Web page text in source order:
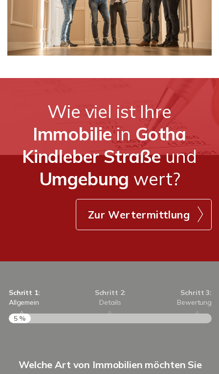
Wie viel ist Ihre
Immobiliein Gotha
Kindleber Straßeund
Umgebung wert?
Zur Wertermittlung
Schritt 1:
Allgemein
Schritt 2:
Details
Schritt 3:
Bewertung
5 %
Welche Art von Immobilien möchten Sie